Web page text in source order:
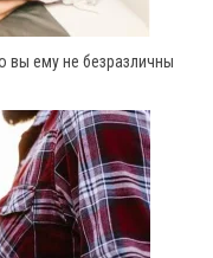
вы ему не безразличны